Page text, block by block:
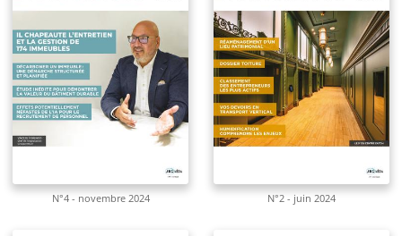
N°4 - novembre 2024 N°2 - juin 2024